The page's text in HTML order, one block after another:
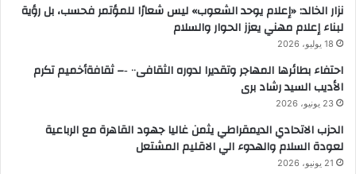
نزار الخالد: «إعلام يوحد الشعوب» ليس شعارًا للمؤتمر فحسب، بل رؤية
لبناء إعلام مهني يعزز الحوار والسلام
18 يوليو، 2026
احتفاء بطائرها المهاجر وتقديرا لدوره الثقافى٠٠ ‐– ثقافةأخميم تكرم
الأديب السيد رشاد برى
23 يونيو، 2026
الحزب الاتحادي الديمقراطي يثمن غاليا جهود القاهرة مع الرباعية
لعودة السلام والهدوء الي الاقليم المشتعل
21 يونيو، 2026